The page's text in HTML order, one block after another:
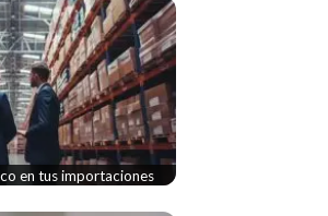
en tus importaciones